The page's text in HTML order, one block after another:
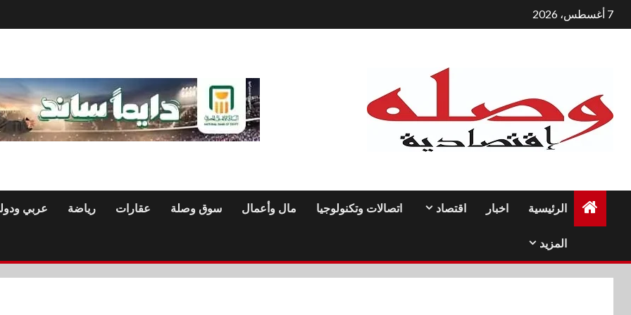
التجاوز
إلى
7 أغسطس، 2026
الرئيسية اخبار اقتصاد اتصالات وتكنولوجيا مال وأعمال سوق وصلة عقارات رياضة عربي
المزيد